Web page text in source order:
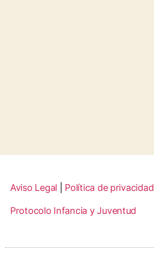
Aviso Legal Política de privacidad
Protocolo Infancia y Juventud